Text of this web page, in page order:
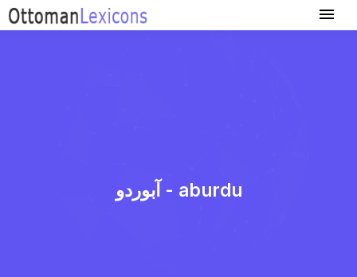
آبوردو - aburdu